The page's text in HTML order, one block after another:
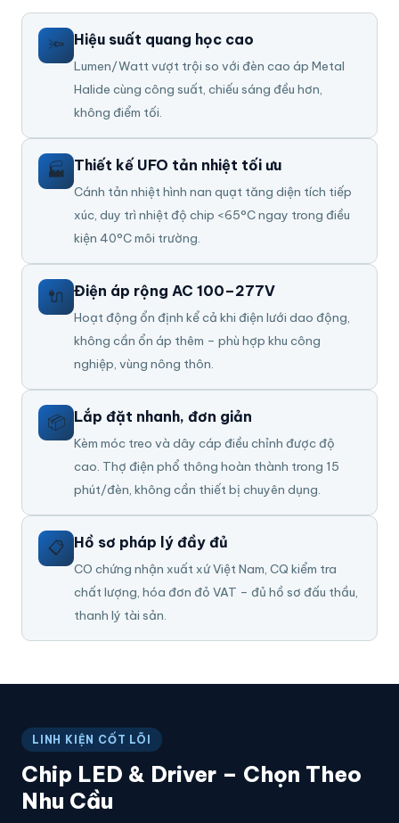
🔦 Hiệu suất quang học cao
Lumen/Watt vượt trội so với đèn cao áp Metal
Halide cùng công suất, chiếu sáng đều hơn,
không điểm tối.
🏭 Thiết kế UFO tản nhiệt tối ưu
Cánh tản nhiệt hình nan quạt tăng diện tích tiếp
xúc, duy trì nhiệt độ chip <65°C ngay trong điều
kiện 40°C môi trường.
🔌 Điện áp rộng AC 100–277V
Hoạt động ổn định kể cả khi điện lưới dao động,
không cần ổn áp thêm – phù hợp khu công
nghiệp, vùng nông thôn.
📦 Lắp đặt nhanh, đơn giản
Kèm móc treo và dây cáp điều chỉnh được độ
cao. Thợ điện phổ thông hoàn thành trong 15
phút/đèn, không cần thiết bị chuyên dụng.
📋 Hồ sơ pháp lý đầy đủ
CO chứng nhận xuất xứ Việt Nam, CQ kiểm tra
chất lượng, hóa đơn đỏ VAT – đủ hồ sơ đấu thầu,
thanh lý tài sản.
LINH KIỆN CỐT LÕI
Chip LED & Driver – Chọn Theo
Nhu Cầu